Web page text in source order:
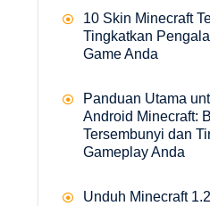
10 Skin Minecraft
Tingkatkan
Game Anda
Panduan Utama
Android Minecraft:
Tersembunyi dan
Gameplay Anda
Unduh Minecraft